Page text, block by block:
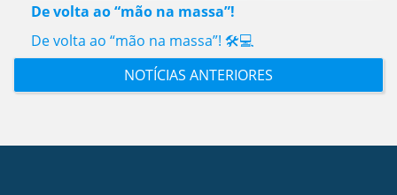
De volta ao “mão na massa”!
De volta ao “mão na massa”! 🛠️💻
NOTÍCIAS ANTERIORES